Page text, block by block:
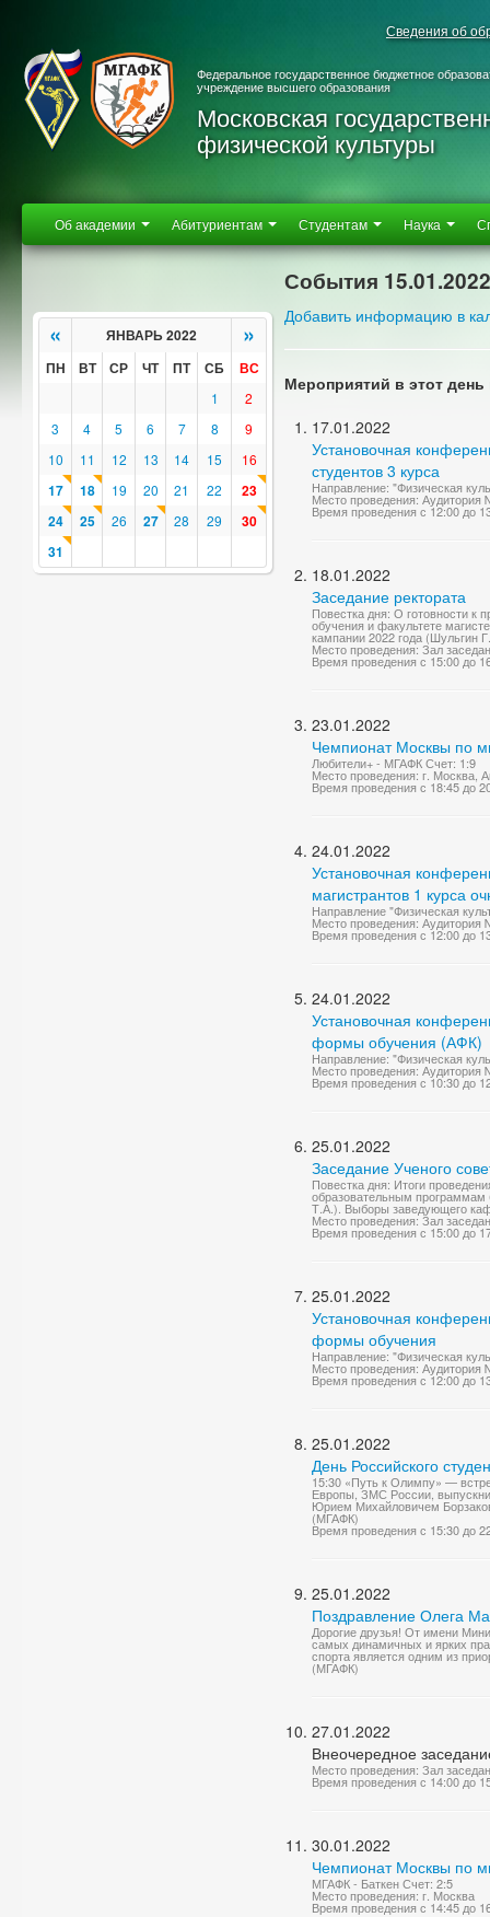
Сведения об
Федеральное государственное бюджетное
учреждение высшего образования
Московская
физической культуры
Об академии Абитуриентам Студентам Наука
« ЯНВАРЬ 2022 »
ПН ВТ СР ЧТ ПТ СБ ВС
1
2
3
4 5 6 7 8
9
10
11 12 13 14 15 16
17 18 19 20 21 22
23
24
25 26 27 28 29
30
31
События 15.01.2022
Добавить информацию в
Мероприятий в этот день
17.01.2022
Установочная
студентов 3 курса
Направление: "Физическая
Место проведения:
Время проведения с 12:00 до
18.01.2022
Заседание ректората
Повестка дня: О готовности к
обучения и факультете
кампании 2022 года (Шульгин
Место проведения: Зал
Время проведения с 15:00 до
23.01.2022
Чемпионат Москвы по
Любители+ - МГАФК Счет: 1:9
Место проведения: г. Москва,
Время проведения с 18:45 до
24.01.2022
Установочная
магистрантов 1 курса
Направление "Физическая
Место проведения:
Время проведения с 12:00 до
24.01.2022
Установочная
формы обучения (АФК)
Направление: "Физическая
Место проведения:
Время проведения с 10:30 до
25.01.2022
Заседание Ученого
Повестка дня: Итоги
образовательным программам
Т.А.). Выборы заведующего
Место проведения: Зал
Время проведения с 15:00 до
25.01.2022
Установочная
формы обучения
Направление: "Физическая
Место проведения:
Время проведения с 12:00 до
25.01.2022
День Российского
15:30 «Путь к Олимпу» —
Европы, ЗМС России,
Юрием Михайловичем
(МГАФК)
Время проведения с 15:30 до
25.01.2022
Поздравление Олега
Дорогие друзья! От имени
самых динамичных и ярких
спорта является одним из
(МГАФК)
27.01.2022
Внеочередное
Место проведения: Зал
Время проведения с 14:00 до
30.01.2022
Чемпионат Москвы по
МГАФК - Баткен Счет: 2:5
Место проведения: г. Москва
Время проведения с 14:45 до